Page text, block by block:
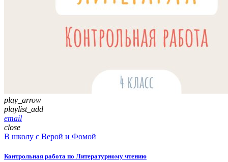
play_arrow
playlist_add
email
close
В школу с Верой и Фомой
Контрольная работа по Литературному чтению